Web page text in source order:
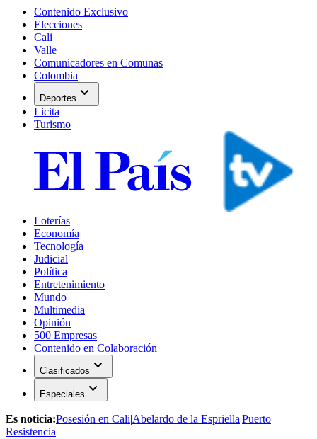
Contenido Exclusivo
Elecciones
Cali
Valle
Comunicadores en Comunas
Colombia
Deportes expand_more
Licita
Turismo
Loterías
Economía
Tecnología
Judicial
Política
Entretenimiento
Mundo
Multimedia
Opinión
500 Empresas
Contenido en Colaboración
Clasificados expand_more
Especiales expand_more
Es noticia:Posesión en Cali|Abelardo de la Espriella|Puerto
Resistencia